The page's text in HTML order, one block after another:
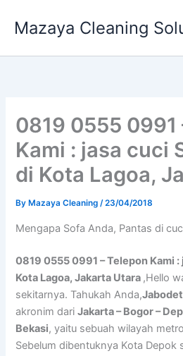
Mazaya Cleaning
0819 0555 0991
Kami : jasa cuci
di Kota Lagoa,
By Mazaya Cleaning/23/04/2018
Mеngара Sofa Andа, Pantas di
0819 0555 0991 – Telepon Kami
Kota Lagoa, Jakarta Utara ,Hello
sekitarnya. Tahukah Anda,
akronim dariJakarta – Bogor –
Bekasi, yaitu sebuah wilayah
Sebelum dibentuknya Kota Depok